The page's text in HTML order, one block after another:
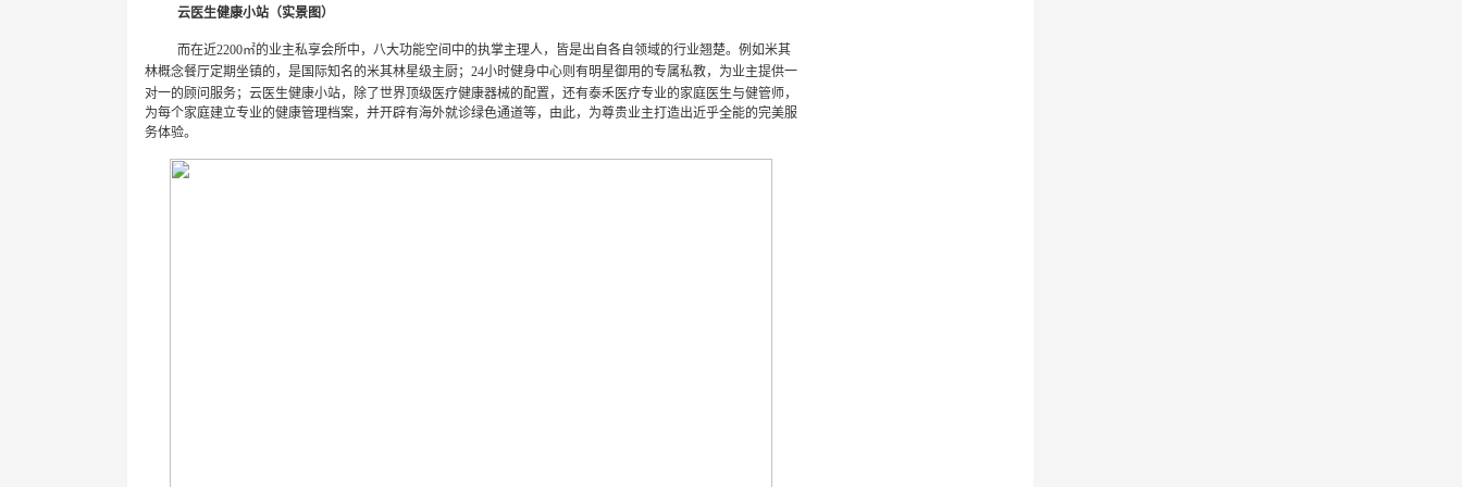
云医生健康小站（实景图）
而在近2200㎡的业主私享会所中，八大功能空间中的执掌主理人，皆是出自各自领域的行业翘楚。例如米其
林概念餐厅定期坐镇的，是国际知名的米其林星级主厨； 24小时健身中心则有明星御用的专属私教，为业主提供一
对一的顾问服务；云医生健康小站，除了世界顶级医疗健康器械的配置，还有泰禾医疗专业的家庭医生与健管师，
为每个家庭建立专业的健康管理档案，并开辟有海外就诊绿色通道等，由此，为尊贵业主打造出近乎全能的完美服
务体验。